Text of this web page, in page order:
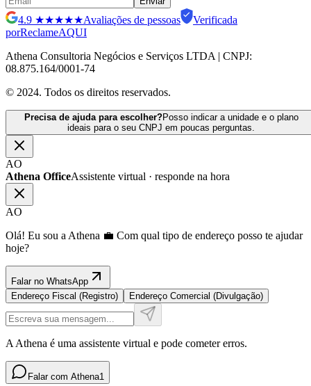
4.9 ★★★★★Avaliações de pessoas
Verificada
porReclameAQUI
Athena Consultoria Negócios e Serviços LTDA | CNPJ:
08.875.164/0001-74
© 2024. Todos os direitos reservados.
Precisa de ajuda para escolher?Posso indicar a unidade e o plano
ideais para o seu CNPJ em poucas perguntas.
AO
Athena OfficeAssistente virtual · responde na hora
AO
Olá! Eu sou a Athena 💼 Com qual tipo de endereço posso te ajudar
hoje?
Falar no WhatsApp
Endereço Fiscal (Registro)
Endereço Comercial (Divulgação)
A Athena é uma assistente virtual e pode cometer erros.
Falar com Athena1